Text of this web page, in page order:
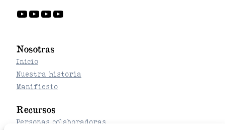
YouTube YouTube YouTube YouTube
Nosotras
Inicio
Nuestra historia
Manifiesto
Recursos
Personas colaboradoras